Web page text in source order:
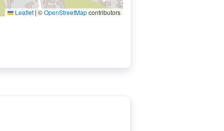
Leaflet |©OpenStreetMapcontributors